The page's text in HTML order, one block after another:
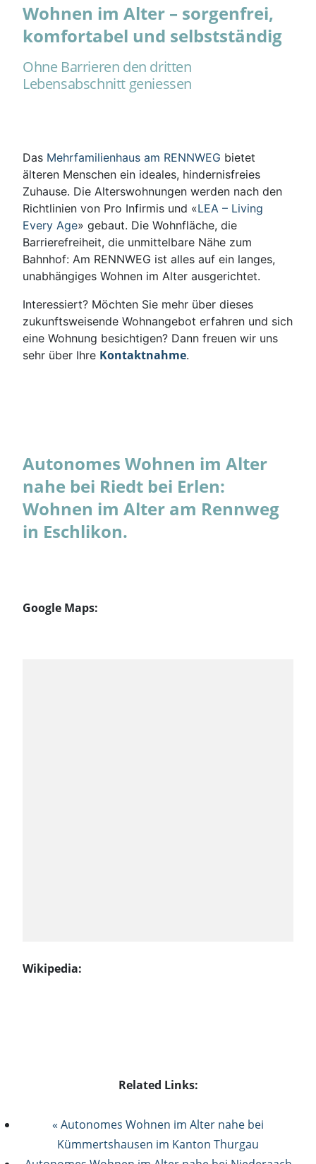
Wohnen im Alter – sorgenfrei,
komfortabel und selbstständig
Ohne Barrieren den dritten
Lebensabschnitt geniessen
Das Mehrfamilienhaus am RENNWEG bietet
älteren Menschen ein ideales, hindernisfreies
Zuhause. Die Alterswohnungen werden nach den
Richtlinien von Pro Infirmis und «LEA – Living
Every Age» gebaut. Die Wohnfläche, die
Barrierefreiheit, die unmittelbare Nähe zum
Bahnhof: Am RENNWEG ist alles auf ein langes,
unabhängiges Wohnen im Alter ausgerichtet.
Interessiert? Möchten Sie mehr über dieses
zukunftsweisende Wohnangebot erfahren und sich
eine Wohnung besichtigen? Dann freuen wir uns
sehr über Ihre Kontaktnahme.
Autonomes Wohnen im Alter
nahe bei Riedt bei Erlen:
Wohnen im Alter am Rennweg
in Eschlikon.
Google Maps:
Wikipedia:
Related Links:
« Autonomes Wohnen im Alter nahe bei
Kümmertshausen im Kanton Thurgau